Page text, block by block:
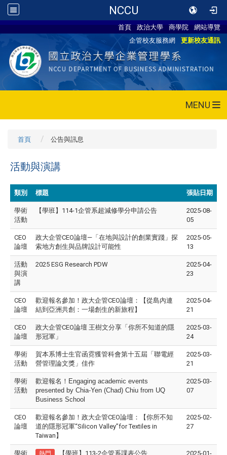
NCCU
首頁 政治大學 商學院
網站導覽
企管校友服務網
更新校友通訊
MENU
首頁 公告與訊息
活動與演講
類別 標題 張貼日期
學術
活動
【學班】114-1企管系超減修學分申請公告
2025-08-
05
CEO
論壇
政大企管CEO論壇—「在地與設計的創業實踐」探
索地方創生與品牌設計可能性
2025-05-
13
活動
與演
講
2025 ESG Research PDW
2025-04-
23
CEO
論壇
歡迎報名參加！政大企管CEO論壇：【從島內連
結到亞洲共創：一場創生的新旅程】
2025-04-
21
CEO
論壇
政大企管CEO論壇 王樹文分享「你所不知道的隱
形冠軍」
2025-03-
24
學術
活動
賀本系博士生官函霓獲管科會第十五屆「聯電經
營管理論文獎」佳作
2025-03-
21
學術
活動
歡迎報名！Engaging academic events
presented by Chia-Yen (Chad) Chiu from UQ
Business School
2025-03-
07
CEO
論壇
歡迎報名參加！政大企管CEO論壇：【你所不知
道的隱形冠軍“Silicon Valley”for Textiles in
Taiwan】
2025-02-
27
學術 熱門 【學班】113-2企管系課表公告 2025-01-